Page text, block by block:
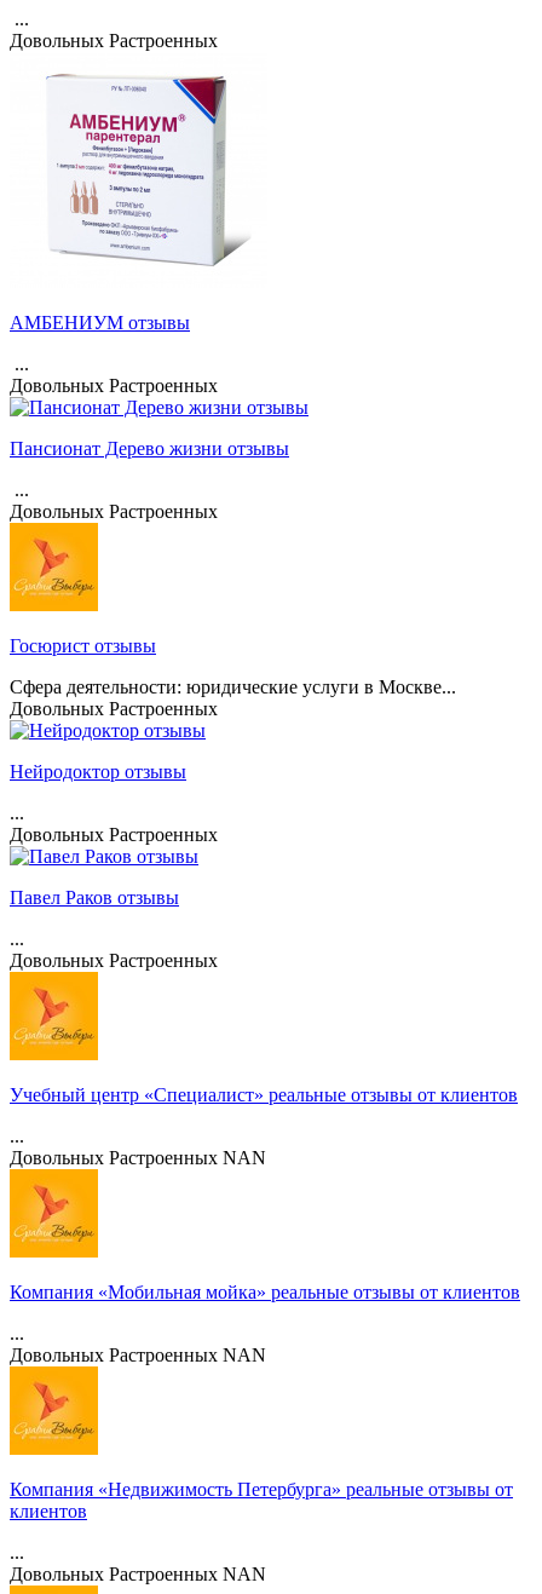
...
Довольных Растроенных
АМБЕНИУМ отзывы
...
Довольных Растроенных
Пансионат Дерево жизни отзывы
...
Довольных Растроенных
Госюрист отзывы
Сфера деятельности: юридические услуги в Москве...
Довольных Растроенных
Нейродоктор отзывы
...
Довольных Растроенных
Павел Раков отзывы
...
Довольных Растроенных
Учебный центр «Специалист» реальные отзывы от клиентов
...
Довольных Растроенных NAN
Компания «Мобильная мойка» реальные отзывы от клиентов
...
Довольных Растроенных NAN
Компания «Недвижимость Петербурга» реальные отзывы от
клиентов
...
Довольных Растроенных NAN